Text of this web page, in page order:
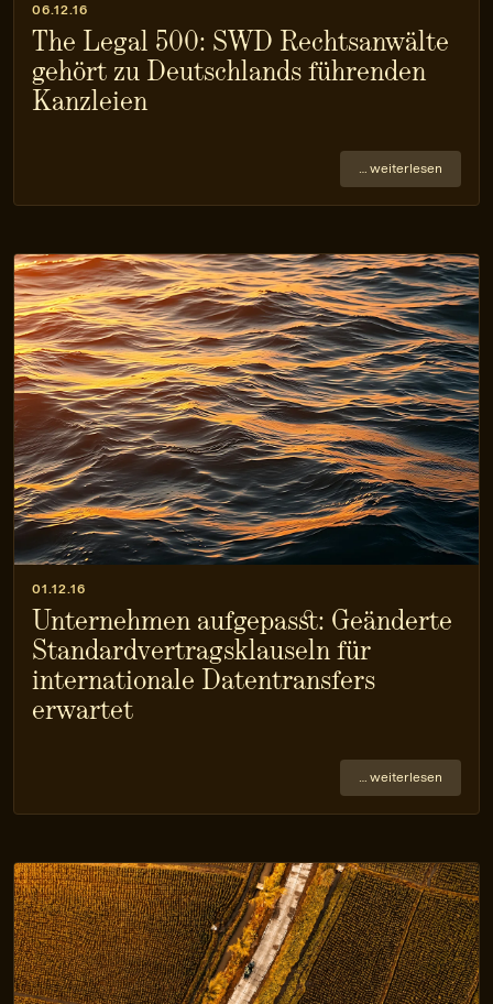
06.12.16
The Legal 500: SWD Rechtsanwälte
gehört zu Deutschlands führenden
Kanzleien
… weiterlesen
01.12.16
Unternehmen aufgepasst: Geänderte
Standardvertragsklauseln für
internationale Datentransfers
erwartet
… weiterlesen